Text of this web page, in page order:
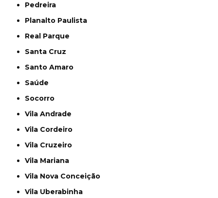
Pedreira
Planalto Paulista
Real Parque
Santa Cruz
Santo Amaro
Saúde
Socorro
Vila Andrade
Vila Cordeiro
Vila Cruzeiro
Vila Mariana
Vila Nova Conceição
Vila Uberabinha